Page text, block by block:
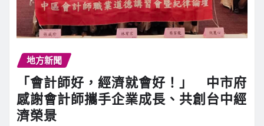
地方新聞
「會計師好，經濟就會好！」 中市府
感謝會計師攜手企業成長、共創台中經
濟榮景